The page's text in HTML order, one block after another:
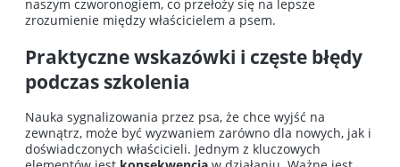
naszym czworonogiem, co przełoży się na lepsze
zrozumienie między właścicielem a psem.
Praktyczne wskazówki i częste błędy
podczas szkolenia
Nauka sygnalizowania przez psa, że chce wyjść na
zewnątrz, może być wyzwaniem zarówno dla nowych, jak i
doświadczonych właścicieli. Jednym z kluczowych